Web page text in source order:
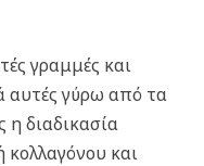
γραμμές και
αυτές γύρω από τα
η διαδικασία
κολλαγόνου και